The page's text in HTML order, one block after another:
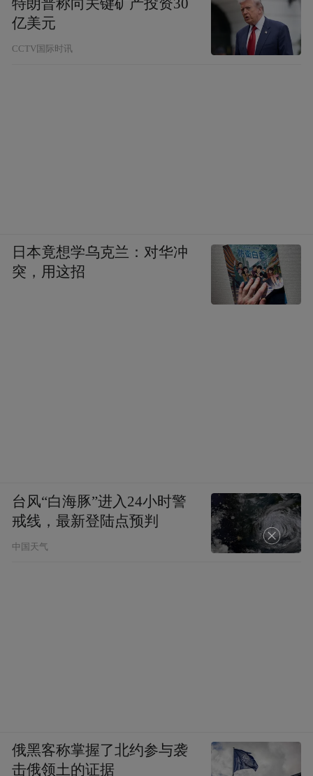
特朗普称向关键矿产投资30
亿美元
CCTV国际时讯
日本竟想学乌克兰：对华冲
突，用这招
台风“白海豚”进入24小时警
戒线，最新登陆点预判
中国天气
俄黑客称掌握了北约参与袭
击俄领土的证据